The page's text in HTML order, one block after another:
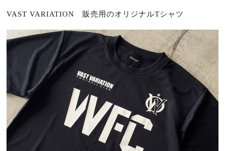
VAST VARIATION 販売用のオリジナルTシャツ